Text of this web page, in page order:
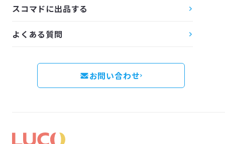
スコマドに出品する
よくある質問
お問い合わせ